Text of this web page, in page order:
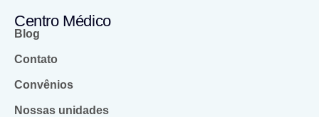
Centro Médico
Blog
Contato
Convênios
Nossas unidades